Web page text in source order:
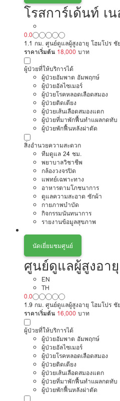
โรสการ์เด้นท์ เ
0.0
1.1 กม. ศูนย์ดูแลผู้สูงอายุ โฮมโปร ชั
ราคาเริ่มต้น 18,000 บาท
ผู้ป่วยที่ให้บริการได้
ผู้ป่วยอัมพาต อัมพฤกษ์
ผู้ป่วยอัลไซเมอร์
ผู้ป่วยโรคหลอดเลือดสมอง
ผู้ป่วยติดเตียง
ผู้ป่วยเส้นเลือดสมองแตก
ผู้ป่วยที่มาพักฟื้นทำแผลกดทับ
ผู้ป่วยพักฟื้นหลังผ่าตัด
สิ่งอำนวยความสะดวก
ทีมดูแล 24 ชม.
พยาบาลวิชาชีพ
กล้องวงจรปิด
แพทย์เฉพาะทาง
อาหารตามโภชนาการ
ดูแลความสะอาด ซักผ้า
กายภาพบำบัด
กิจกรรมนันทนาการ
รายงานข้อมูลสุขภาพ
นัดเยี่ยมชมศูนย์
ศูนย์ดูแลผู้สูงอา
EN
TH
0.0
1.9 กม. ศูนย์ดูแลผู้สูงอายุ โฮมโปร ชั
ราคาเริ่มต้น 16,000 บาท
ผู้ป่วยที่ให้บริการได้
ผู้ป่วยอัมพาต อัมพฤกษ์
ผู้ป่วยอัลไซเมอร์
ผู้ป่วยโรคหลอดเลือดสมอง
ผู้ป่วยติดเตียง
ผู้ป่วยเส้นเลือดสมองแตก
ผู้ป่วยที่มาพักฟื้นทำแผลกดทับ
ผู้ป่วยพักฟื้นหลังผ่าตัด